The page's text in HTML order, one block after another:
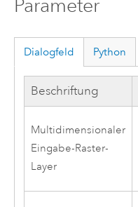
Parameter
Dialogfeld Python
Beschriftung
Multidimensionaler
Eingabe-Raster-
Layer